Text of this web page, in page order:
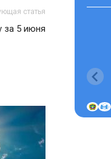
статья
за 5 июня